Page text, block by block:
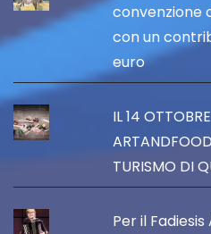
convenzione
con un
euro
IL 14
TURISMO DI
Per il